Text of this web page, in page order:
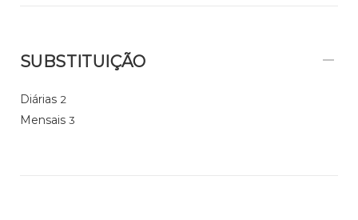
SUBSTITUIÇÃO
Diárias 2
Mensais 3